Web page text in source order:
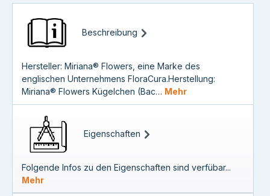
Beschreibung
Hersteller: Miriana® Flowers, eine Marke des
englischen Unternehmens FloraCura.Herstellung:
Miriana® Flowers Kügelchen (Bac… Mehr
Eigenschaften
Folgende Infos zu den Eigenschaften sind verfübar...
Mehr